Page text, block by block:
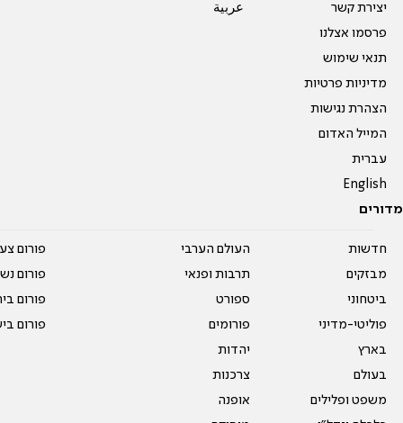
יצירת קשר
פרסמו אצלנו
תנאי שימוש
מדיניות פרטיות
הצהרת נגישות
המייל האדום
עברית
English
عربية
מדורים
חדשות
מבזקים
ביטחוני
פוליטי-מדיני
בארץ
בעולם
משפט ופלילים
העולם הערבי
תרבות ופנאי
ספורט
פורומים
יהדות
צרכנות
אופנה
פורום
פורום
פורום
פורום